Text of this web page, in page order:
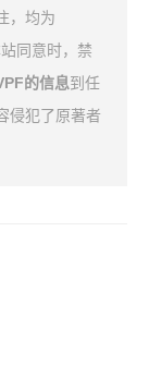
，均为
同意时，禁
的信息到任
侵犯了原著者